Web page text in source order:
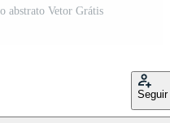
abstrato Vetor Grátis
Seguir